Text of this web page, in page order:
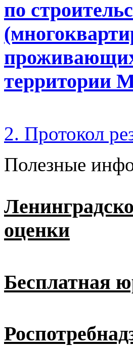
по
территории
2. Протокол
Полезные
оценки
Бесплатная